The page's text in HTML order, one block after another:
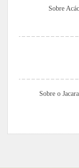
Sobre
Sobre o